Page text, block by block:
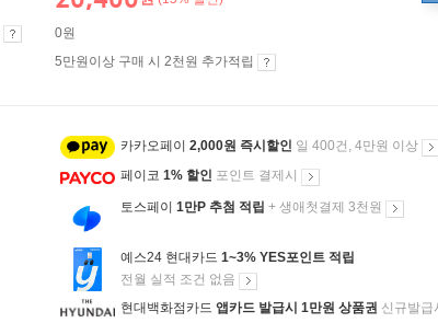
0원
5만원이상 구매 시 2천원 추가적립
카카오페이 2,000원 즉시할인 일 400건, 4만원 이상
페이코 1% 할인 포인트 결제시
토스페이 1만P 추첨 적립 + 생애첫결제 3천원
예스24 현대카드 1~3% YES포인트 적립
전월 실적 조건 없음
현대백화점카드 앱카드 발급시 1만원 상품권 신규발급